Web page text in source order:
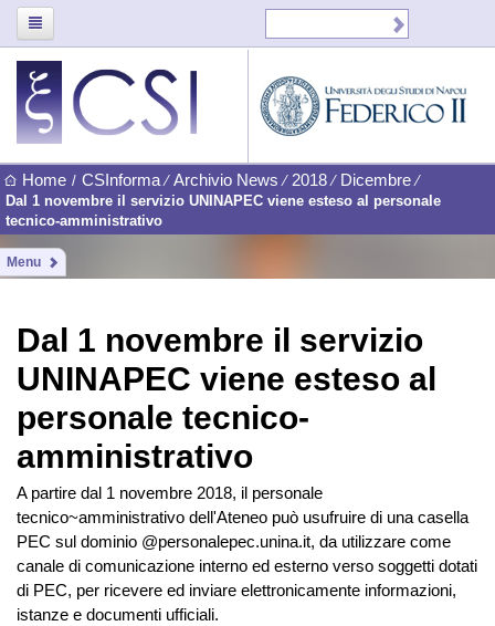
Home / CSInforma ⁄ Archivio News ⁄ 2018 ⁄ Dicembre ⁄
Dal 1 novembre il servizio UNINAPEC viene esteso al personale
tecnico-amministrativo
Menu
Dal 1 novembre il servizio
UNINAPEC viene esteso al
personale tecnico-
amministrativo
A partire dal 1 novembre 2018, il personale
tecnico~amministrativo dell'Ateneo può usufruire di una casella
PEC sul dominio @personalepec.unina.it, da utilizzare come
canale di comunicazione interno ed esterno verso soggetti dotati
di PEC, per ricevere ed inviare elettronicamente informazioni,
istanze e documenti ufficiali.